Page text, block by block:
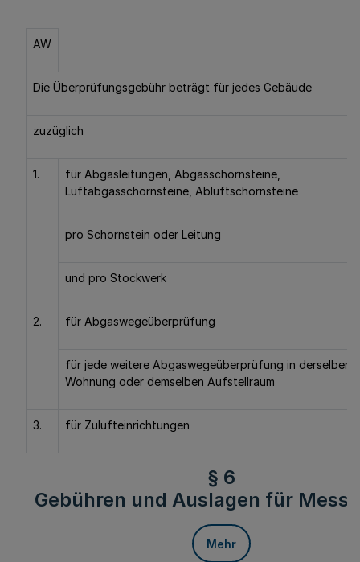
AW
Die Überprüfungsgebühr beträgt für jedes Gebäude
zuzüglich
1.
für Abgasleitungen, Abgasschornsteine,
Luftabgasschornsteine, Abluftschornsteine
pro Schornstein oder Leitung
und pro Stockwerk
2. für Abgaswegeüberprüfung
für jede weitere Abgaswegeüberprüfung in derselben
Wohnung oder demselben Aufstellraum
3. für Zulufteinrichtungen
§ 6
Gebühren und Auslagen für
Mehr